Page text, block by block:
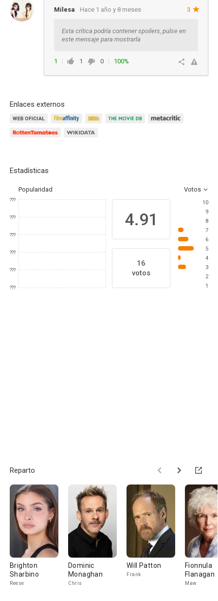
Milesa Hace 1 año y 8 meses 3
Esta crítica podría contener spoilers, pulse en
este mensaje para mostrarla
1 1 0
100%
Enlaces externos
Estadísticas
Popularidad Votos
???
???
???
???
???
???
4.91
16
votos
10
9
8
7
6
5
4
3
2
1
Reparto
Brighton
Sharbino
Reese
Dominic
Monaghan
Chris
Will Patton
Frank
Fionnula
Flanagan
Maw